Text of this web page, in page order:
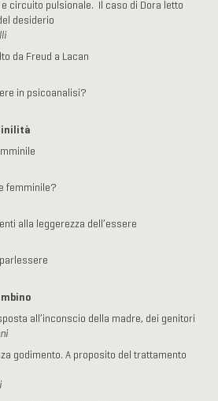
circuito pulsionale. Il caso di Dora letto
desiderio
da Freud a Lacan
in psicoanalisi?
femminile?
alla leggerezza dell’essere
all’inconscio della madre, dei genitori
godimento. A proposito del trattamento